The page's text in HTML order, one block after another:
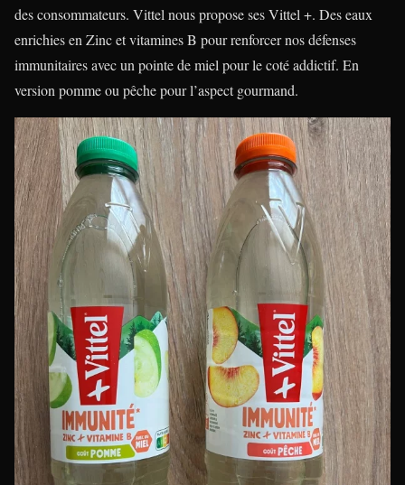
des consommateurs. Vittel nous propose ses Vittel +. Des eaux
enrichies en Zinc et vitamines B pour renforcer nos défenses
immunitaires avec un pointe de miel pour le coté addictif. En
version pomme ou pêche pour l’aspect gourmand.